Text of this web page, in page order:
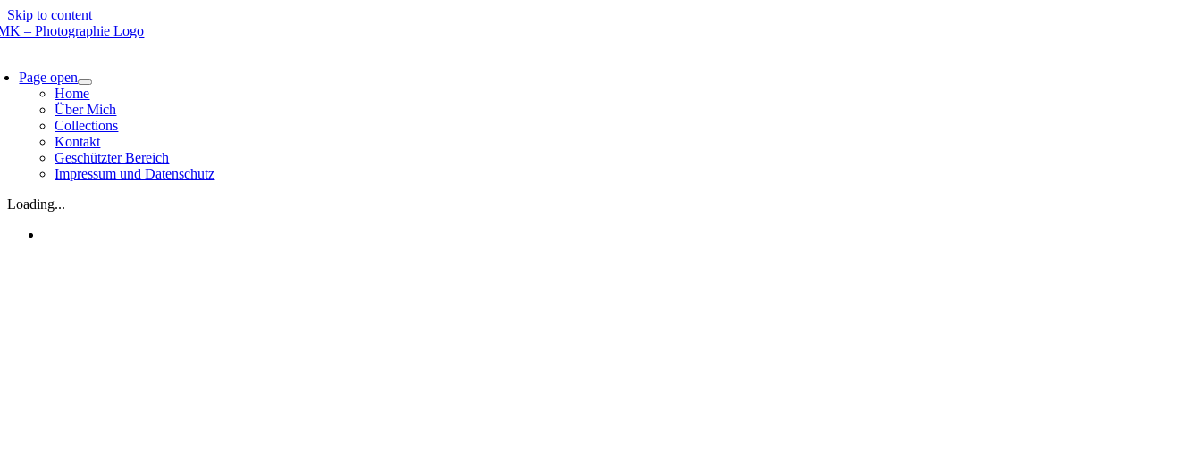
Skip to content
Page open
Home
Über Mich
Collections
Kontakt
Geschützter Bereich
Impressum und Datenschutz
Loading...